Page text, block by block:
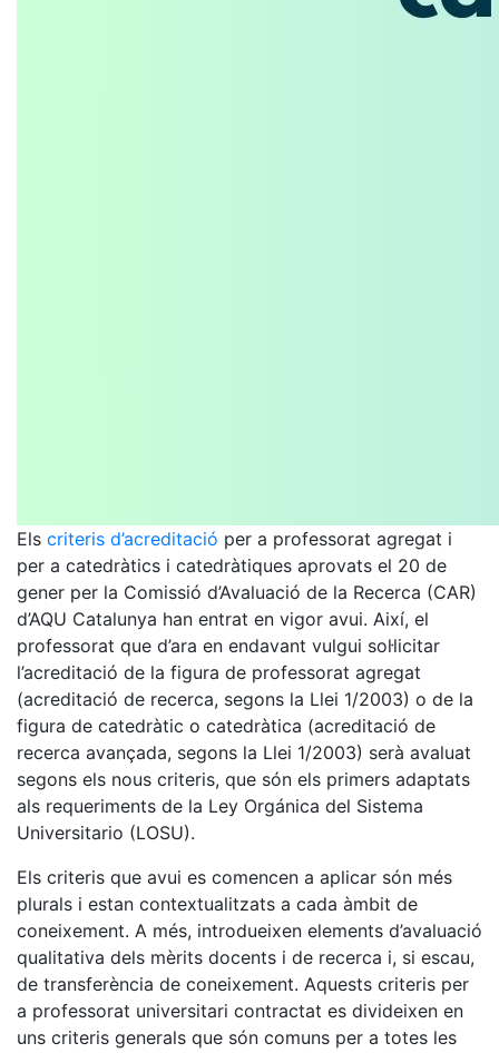
Els criteris d’acreditació per a professorat agregat i
per a catedràtics i catedràtiques aprovats el 20 de
gener per la Comissió d’Avaluació de la Recerca (CAR)
d’AQU Catalunya han entrat en vigor avui. Així, el
professorat que d’ara en endavant vulgui sol·licitar
l’acreditació de la figura de professorat agregat
(acreditació de recerca, segons la Llei 1/2003) o de la
figura de catedràtic o catedràtica (acreditació de
recerca avançada, segons la Llei 1/2003) serà avaluat
segons els nous criteris, que són els primers adaptats
als requeriments de la Ley Orgánica del Sistema
Universitario (LOSU).
Els criteris que avui es comencen a aplicar són més
plurals i estan contextualitzats a cada àmbit de
coneixement. A més, introdueixen elements d’avaluació
qualitativa dels mèrits docents i de recerca i, si escau,
de transferència de coneixement. Aquests criteris per
a professorat universitari contractat es divideixen en
uns criteris generals que són comuns per a totes les